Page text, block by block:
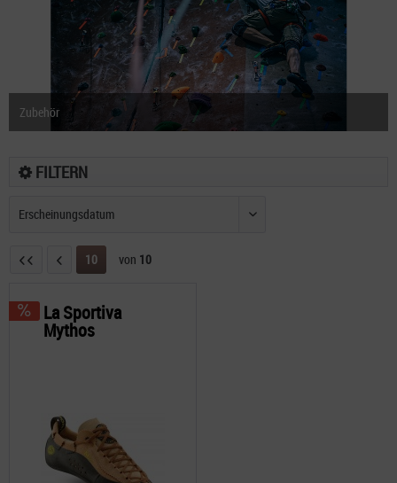
Zubehör
FILTERN
10 von 10
La Sportiva
Mythos